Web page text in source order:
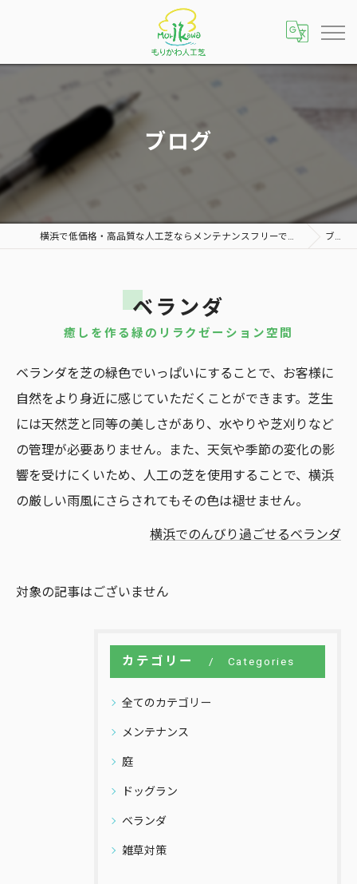
ブログ
横浜で低価格・高品質な人工芝ならメンテナンスフリーで雑草対策にもおすすめな「もりかわ人工芝 横浜店」へ ブログ
ベランダ
癒しを作る緑のリラクゼーション空間
ベランダを芝の緑色でいっぱいにすることで、お客様に
自然をより身近に感じていただくことができます。芝生
には天然芝と同等の美しさがあり、水やりや芝刈りなど
の管理が必要ありません。また、天気や季節の変化の影
響を受けにくいため、人工の芝を使用することで、横浜
の厳しい雨風にさらされてもその色は褪せません。
横浜でのんびり過ごせるベランダ
対象の記事はございません
カテゴリー Categories
全てのカテゴリー
メンテナンス
庭
ドッグラン
ベランダ
雑草対策